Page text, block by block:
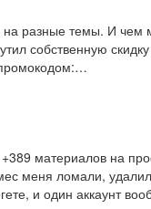
на разные темы. И чем
собственную
промокодом:…
материалов на
меня ломали,
и один аккаунт